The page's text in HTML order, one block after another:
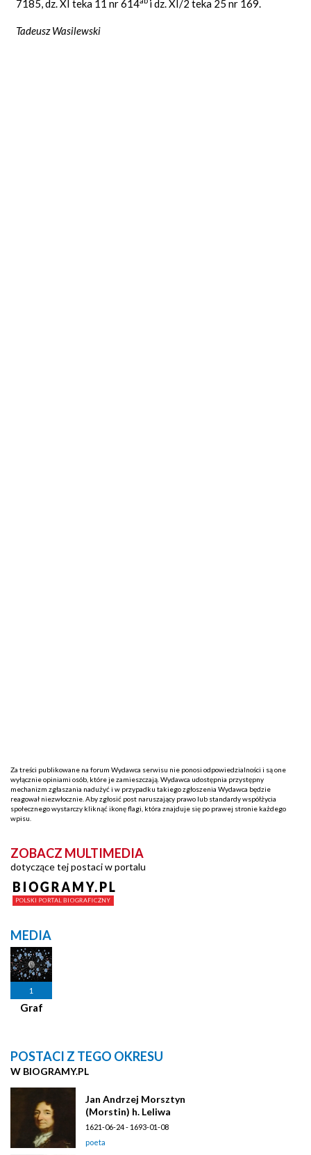
7185, dz. XI teka 11 nr 614 i dz. XI/2 teka 25 nr 169.
Tadeusz Wasilewski
Za treści publikowane na forum Wydawca serwisu nie ponosi odpowiedzialności i są one
wyłącznie opiniami osób, które je zamieszczają. Wydawca udostępnia przystępny
mechanizm zgłaszania nadużyć i w przypadku takiego zgłoszenia Wydawca będzie
reagował niezwłocznie. Aby zgłosić post naruszający prawo lub standardy współżycia
społecznego wystarczy kliknąć ikonę flagi, która znajduje się po prawej stronie każdego
wpisu.
ZOBACZ MULTIMEDIA
dotyczące tej postaci w portalu
MEDIA
1
Graf
POSTACI Z TEGO OKRESU
W BIOGRAMY.PL
Jan Andrzej Morsztyn
(Morstin) h. Leliwa
1621-06-24 - 1693-01-08
poeta